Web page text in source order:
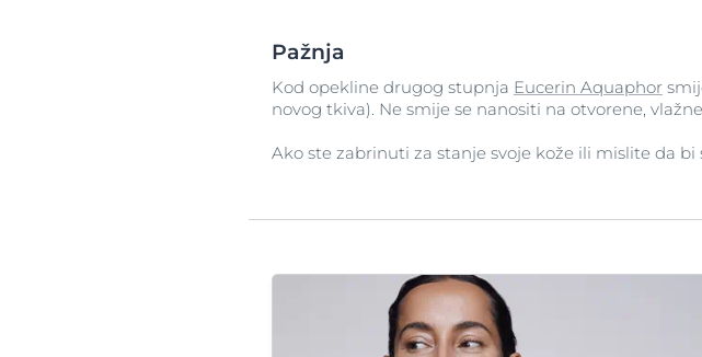
Pažnja
Kod opekline drugog stupnja Eucerin Aquaphor
novog tkiva). Ne smije se nanositi na otvorene,
Ako ste zabrinuti za stanje svoje kože ili mislite da